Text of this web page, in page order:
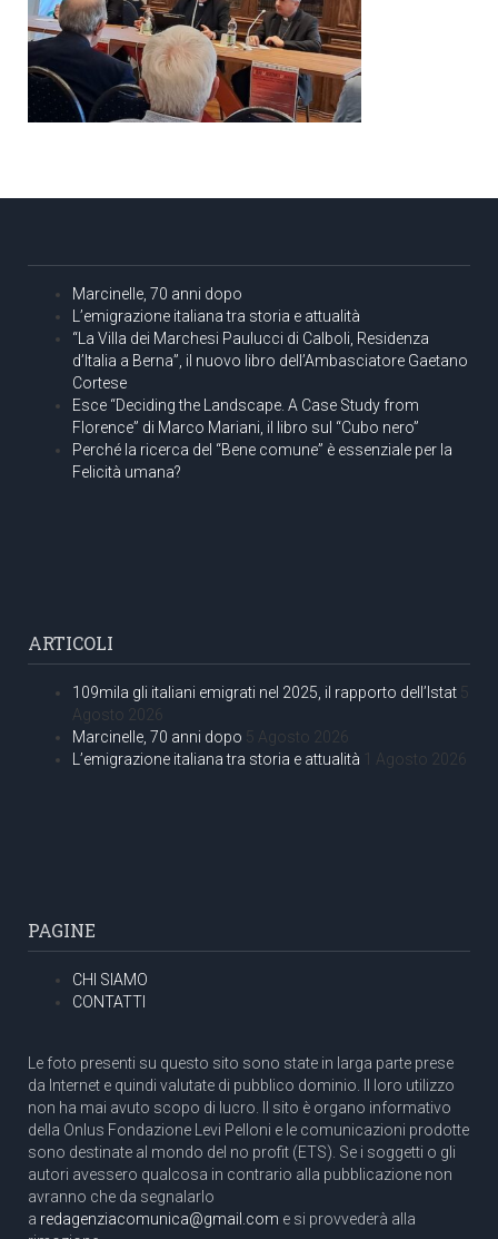
Marcinelle, 70 anni dopo
L’emigrazione italiana tra storia e attualità
“La Villa dei Marchesi Paulucci di Calboli, Residenza
d’Italia a Berna”, il nuovo libro dell’Ambasciatore Gaetano
Cortese
Esce “Deciding the Landscape. A Case Study from
Florence” di Marco Mariani, il libro sul “Cubo nero”
Perché la ricerca del “Bene comune” è essenziale per la
Felicità umana?
ARTICOLI
109mila gli italiani emigrati nel 2025, il rapporto dell’Istat 5
Agosto 2026
Marcinelle, 70 anni dopo 5 Agosto 2026
L’emigrazione italiana tra storia e attualità 1 Agosto 2026
PAGINE
CHI SIAMO
CONTATTI
Le foto presenti su questo sito sono state in larga parte prese
da Internet e quindi valutate di pubblico dominio. Il loro utilizzo
non ha mai avuto scopo di lucro. Il sito è organo informativo
della Onlus Fondazione Levi Pelloni e le comunicazioni prodotte
sono destinate al mondo del no profit (ETS). Se i soggetti o gli
autori avessero qualcosa in contrario alla pubblicazione non
avranno che da segnalarlo
a redagenziacomunica@gmail.com e si provvederà alla